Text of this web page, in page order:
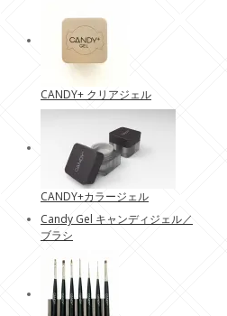
CANDY+ クリアジェル
CANDY+カラージェル
Candy Gel キャンディジェル／
ブラシ